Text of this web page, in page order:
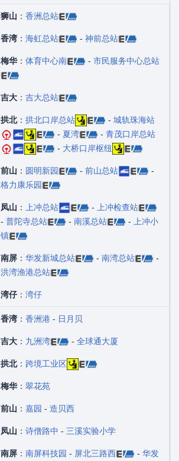
狮山 ： 香洲总站
香湾 ： 海虹总站 - 神前总站
梅华： 体育中心南 - 市民服务中心总站
吉大 ： 吉大总站
拱北： 拱北口岸总站 - 城轨珠海站
- 夏湾 - 青茂口岸总站
- 大桥口岸枢纽
前山 ： 圆明新园 - 前山总站
-
格力康乐园
凤山 ： 上冲总站 -
上冲检查站
- 普陀寺总站 - 南溪总站 -
上冲小
镇
南屏 ： 华发新城总站 - 南湾总站
-
洪湾渔港总站
湾仔 ： 湾仔
香湾 ： 香洲港 - 日月贝
吉大 ： 九洲湾 - 全球通大厦
拱北： 跨境工业区
梅华： 翠花苑
前山 ： 嘉园 - 造贝西
凤山 ： 诗僧路中 - 三溪实验小学
南屏 ： 南屏科技园 - 屏北三路西 - 华发